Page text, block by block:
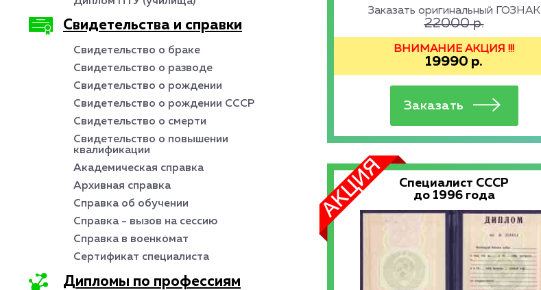
Заказать оригинальный ГОЗНАК
22000р.
ВНИМАНИЕ АКЦИЯ !!!
19990 р.
Специалист СССР
до 1996 года
Свидетельства и справки
Свидетельство о браке
Свидетельство о разводе
Свидетельство о рождении
Свидетельство о рождении СССР
Свидетельство о смерти
Свидетельство о повышении
квалификации
Академическая справка
Архивная справка
Справка об обучении
Справка - вызов на сессию
Справка в военкомат
Сертификат специалиста
Дипломы по профессиям